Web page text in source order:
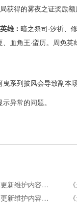
获得的雾夜之证奖励额
雄： 暗之祭司·汐祈、
血角王·蛮历。周免
系列披风会导致副本
异常的问题。
《天谕2.0》7月30日周版本更新维护内容公告
《天谕2.0》5月28日周版本更新维护内容公告